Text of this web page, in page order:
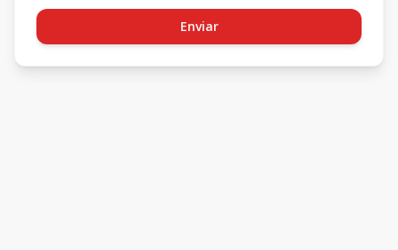
Enviar